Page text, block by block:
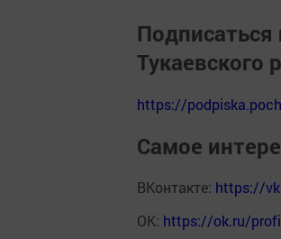
Подписаться
Тукаевского
https://
Самое
ВКонтакте: https://
ОК: https://ok.ru/